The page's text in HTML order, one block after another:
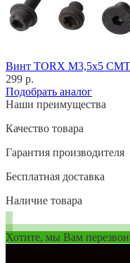
Винт TORX M3,5x5
299 р.
Подобрать аналог
Наши преимущества
Качество товара
Гарантия производителя
Бесплатная доставка
Наличие товара
Хотите, мы Вам